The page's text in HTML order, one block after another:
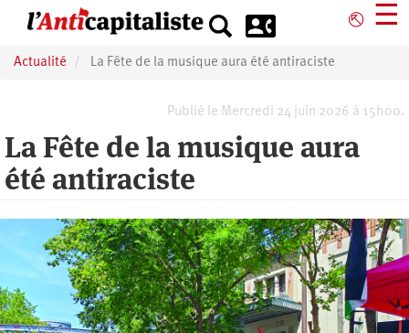
principal
⎋ ☰
Actualité La Fête de la musique aura été antiraciste
Publié le Mercredi 24 juin 2026 à 15h00.
La Fête de la musique aura
été antiraciste